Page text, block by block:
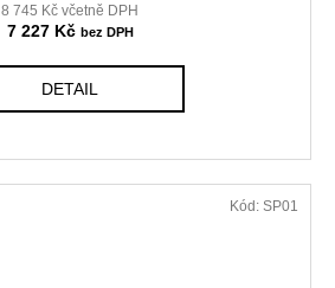
8 745 Kč včetně DPH
7 227 Kč
DETAIL
Kód: SP01